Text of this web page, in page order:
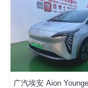
广汽埃安 Aion